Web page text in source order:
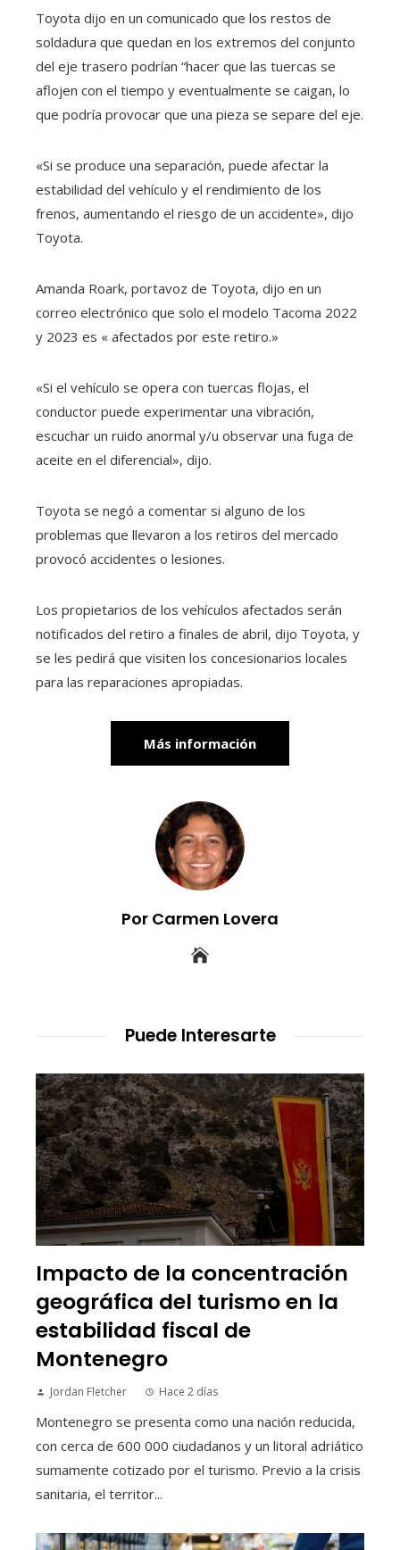
Toyota dijo en un comunicado que los restos de
soldadura que quedan en los extremos del conjunto
del eje trasero podrían “hacer que las tuercas se
aflojen con el tiempo y eventualmente se caigan, lo
que podría provocar que una pieza se separe del eje.
«Si se produce una separación, puede afectar la
estabilidad del vehículo y el rendimiento de los
frenos, aumentando el riesgo de un accidente», dijo
Toyota.
Amanda Roark, portavoz de Toyota, dijo en un
correo electrónico que solo el modelo Tacoma 2022
y 2023 es « afectados por este retiro.»
«Si el vehículo se opera con tuercas flojas, el
conductor puede experimentar una vibración,
escuchar un ruido anormal y/u observar una fuga de
aceite en el diferencial», dijo.
Toyota se negó a comentar si alguno de los
problemas que llevaron a los retiros del mercado
provocó accidentes o lesiones.
Los propietarios de los vehículos afectados serán
notificados del retiro a finales de abril, dijo Toyota, y
se les pedirá que visiten los concesionarios locales
para las reparaciones apropiadas.
Más información
Por Carmen Lovera
Puede Interesarte
Impacto de la concentración
geográfica del turismo en la
estabilidad fiscal de
Montenegro
Jordan Fletcher Hace 2 días
Montenegro se presenta como una nación reducida,
con cerca de 600 000 ciudadanos y un litoral adriático
sumamente cotizado por el turismo. Previo a la crisis
sanitaria, el territor...